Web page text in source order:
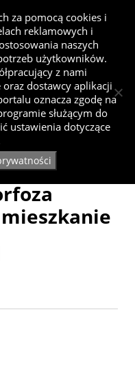
za pomocą cookies i
reklamowych i
naszych
użytkowników.
z nami
dostawcy aplikacji
oznacza zgodę na
służącym do
ustawienia dotyczące